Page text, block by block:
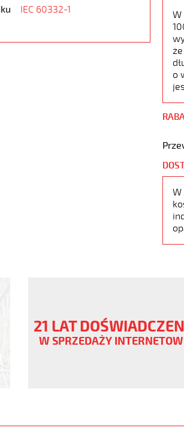
IEC 60332-1
W
o
W
21 LAT
W SPRZEDAŻY